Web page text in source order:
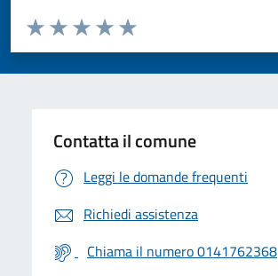
Valuta da 1 a 5 stelle la pagina
Valuta 5 stelle su 5
Valuta 4 stelle su 5
Valuta 3 stelle su 5
Valuta 2 stelle su 5
Valuta 1 stelle su 5
Contatta il comune
Leggi le domande frequenti
Richiedi assistenza
Chiama il numero 0141762368